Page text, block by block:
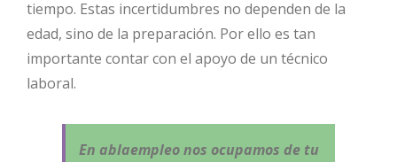
tiempo. Estas incertidumbres no dependen de la
edad, sino de la preparación. Por ello es tan
importante contar con el apoyo de un técnico
laboral.
En ablaempleo nos ocupamos de tu